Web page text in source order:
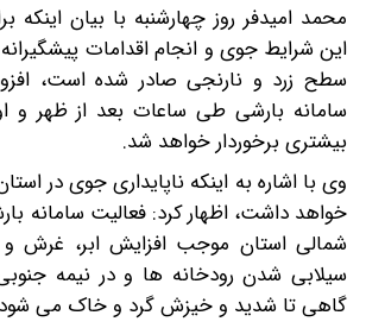
محمد امیدفر روز چهارشنبه با بیان اینکه
این شرایط جوی و انجام اقدامات
سطح زرد و نارنجی صادر شده است،
سامانه بارشی طی ساعات بعد از ظهر
بیشتری برخوردار خواهد شد.
وی با اشاره به اینکه ناپایداری جوی در
خواهد داشت، اظهار کرد: فعالیت سامانه
شمالی استان موجب افزایش ابر، غرش
سیلابی شدن رودخانه ها و در نیمه
گاهی تا شدید و خیزش گرد و خاک می